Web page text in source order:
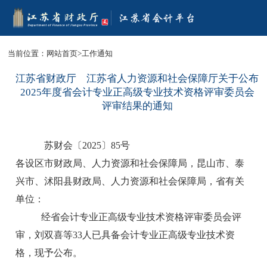
当前位置： 网站首页>工作通知
江苏省财政厅 江苏省人力资源和社会保障厅关于公布
2025年度省会计专业正高级专业技术资格评审委员会
评审结果的通知
苏财会〔2025〕85号
各设区市财政局、人力资源和社会保障局，昆山市、泰
兴市、沭阳县财政局、人力资源和社会保障局，省有关
单位：
经省会计专业正高级专业技术资格评审委员会评
审，刘双喜等33人已具备会计专业正高级专业技术资
格，现予公布。